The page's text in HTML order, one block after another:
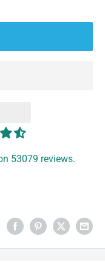
53079 reviews.